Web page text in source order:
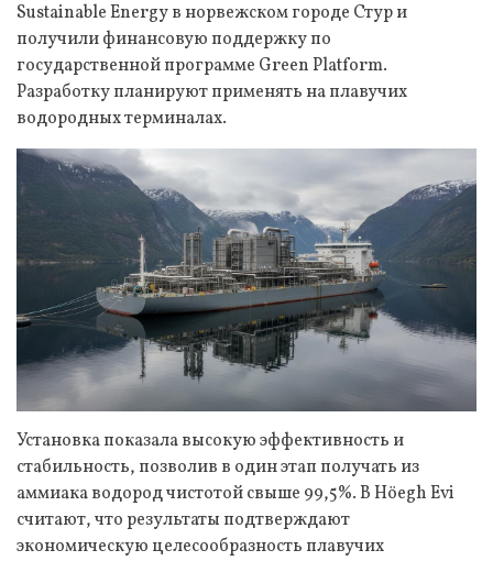
Sustainable Energy в норвежском городе Стур и
получили финансовую поддержку по
государственной программе Green Platform.
Разработку планируют применять на плавучих
водородных терминалах.
Установка показала высокую эффективность и
стабильность, позволив в один этап получать из
аммиака водород чистотой свыше 99,5%. В Höegh Evi
считают, что результаты подтверждают
экономическую целесообразность плавучих